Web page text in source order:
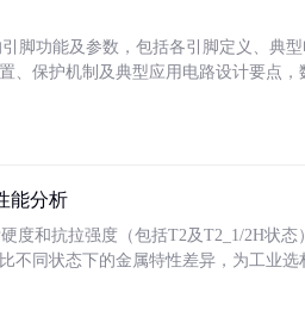
脚功能及参数，包括各引脚定义、典
、保护机制及典型应用电路设计要点
能分析
度和抗拉强度（包括T2及T2_1/2H状
不同状态下的金属特性差异，为工业选